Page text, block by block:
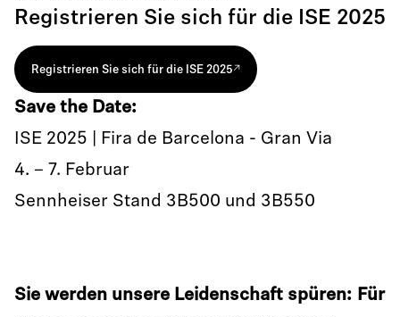
Registrieren Sie sich für die ISE 2025
Registrieren Sie sich für die ISE 2025
Save the Date:
ISE 2025 | Fira de Barcelona - Gran Via
4. – 7. Februar
Sennheiser Stand 3B500 und 3B550
Sie werden unsere Leidenschaft spüren: Für